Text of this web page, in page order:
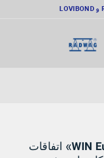
WIN
» اتفاقات